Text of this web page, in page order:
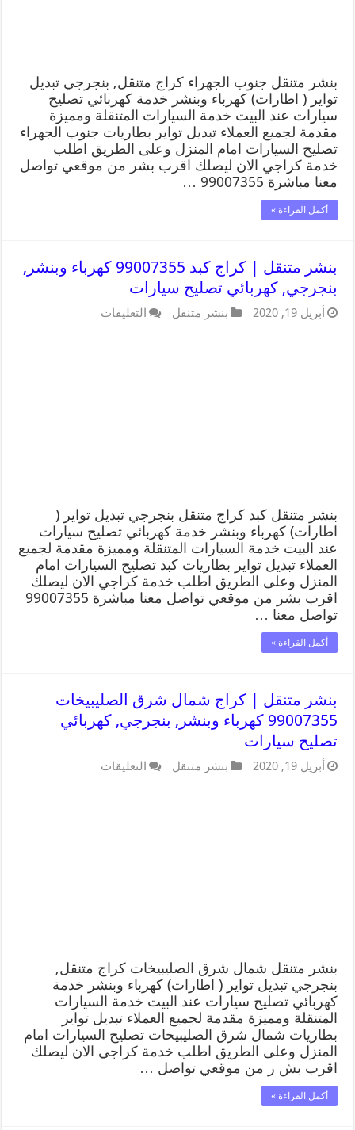
بنشر متنقل جنوب الجهراء كراج متنقل, بنجرجي تبديل
تواير ( اطارات) كهرباء وبنشر خدمة كهربائي تصليح
سيارات عند البيت خدمة السيارات المتنقلة ومميزة
مقدمة لجميع العملاء تبديل تواير بطاريات جنوب الجهراء
تصليح السيارات امام المنزل وعلى الطريق اطلب
خدمة كراجي الان ليصلك اقرب بشر من موقعي تواصل
معنا مباشرة 99007355 …
أكمل القراءة »
بنشر متنقل | كراج كبد 99007355 كهرباء وبنشر,
بنجرجي, كهربائي تصليح سيارات
أبريل 19, 2020 بنشر متنقل التعليقات
بنشر متنقل كبد كراج متنقل بنجرجي تبديل تواير (
اطارات) كهرباء وبنشر خدمة كهربائي تصليح سيارات
عند البيت خدمة السيارات المتنقلة ومميزة مقدمة لجميع
العملاء تبديل تواير بطاريات كبد تصليح السيارات امام
المنزل وعلى الطريق اطلب خدمة كراجي الان ليصلك
اقرب بشر من موقعي تواصل معنا مباشرة 99007355
تواصل معنا …
أكمل القراءة »
بنشر متنقل | كراج شمال شرق الصليبيخات
99007355 كهرباء وبنشر, بنجرجي, كهربائي
تصليح سيارات
أبريل 19, 2020 بنشر متنقل التعليقات
بنشر متنقل شمال شرق الصليبيخات كراج متنقل,
بنجرجي تبديل تواير ( اطارات) كهرباء وبنشر خدمة
كهربائي تصليح سيارات عند البيت خدمة السيارات
المتنقلة ومميزة مقدمة لجميع العملاء تبديل تواير
بطاريات شمال شرق الصليبيخات تصليح السيارات امام
المنزل وعلى الطريق اطلب خدمة كراجي الان ليصلك
اقرب بش ر من موقعي تواصل …
أكمل القراءة »